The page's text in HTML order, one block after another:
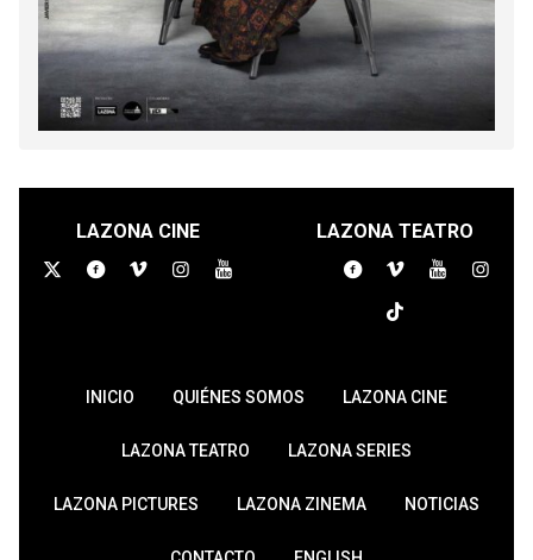
LAZONA CINE LAZONA TEATRO
INICIO QUIÉNES SOMOS LAZONA CINE
LAZONA TEATRO LAZONA SERIES
LAZONA PICTURES LAZONA ZINEMA NOTICIAS